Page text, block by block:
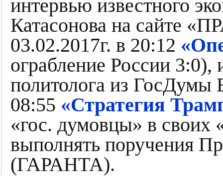
интервью известного
Катасонова на сайте
03.02.2017г. в 20:12
ограбление России
политолога из ГосДумы
08:55 «Стратегия
«гос. думовцы» в
выполнять поручения
(ГАРАНТА).